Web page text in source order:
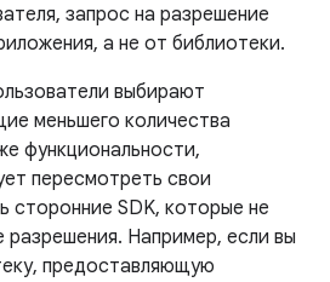
запрос на разрешение
а не от библиотеки.
выбирают
меньшего количества
функциональности,
пересмотреть свои
сторонние SDK, которые не
разрешения. Например, если вы
предоставляющую